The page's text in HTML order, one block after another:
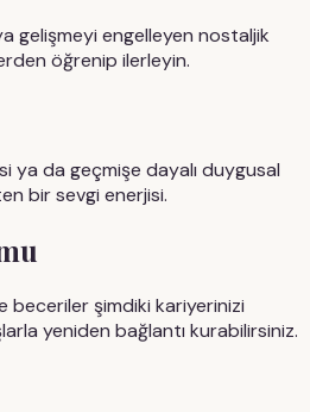
gelişmeyi engelleyen nostaljik
öğrenip ilerleyin.
ya da geçmişe dayalı duygusal
bir sevgi enerjisi.
beceriler şimdiki kariyerinizi
yeniden bağlantı kurabilirsiniz.